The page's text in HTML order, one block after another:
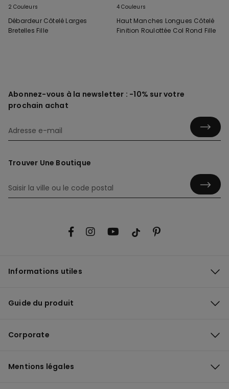
2 Couleurs
Débardeur Côtelé Larges
Bretelles Fille
4 Couleurs
Haut Manches Longues Côtelé
Finition Roulottée Col Rond Fille
Abonnez-vous à la newsletter : -10% sur votre
prochain achat
Trouver Une Boutique
Informations utiles
Guide du produit
Corporate
Mentions légales